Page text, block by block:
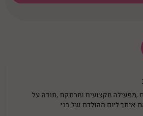
מקצועית ומרתקת ,תודה על
ליום ההולדת של בני